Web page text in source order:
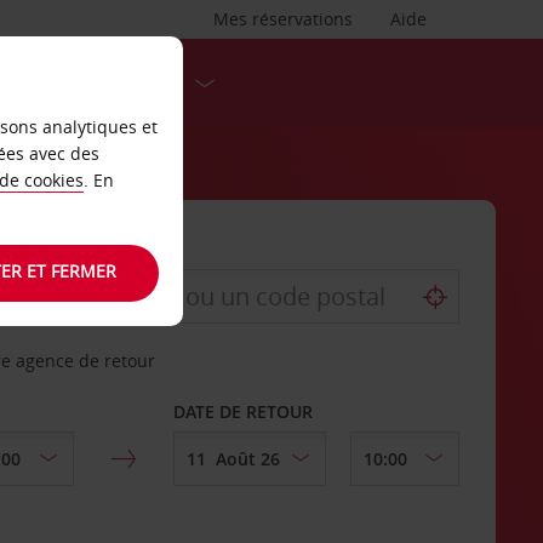
Aide
Mes réservations
agence de retour
DATE DE RETOUR
analytiques et
avec des
cookies. En
ET FERMER